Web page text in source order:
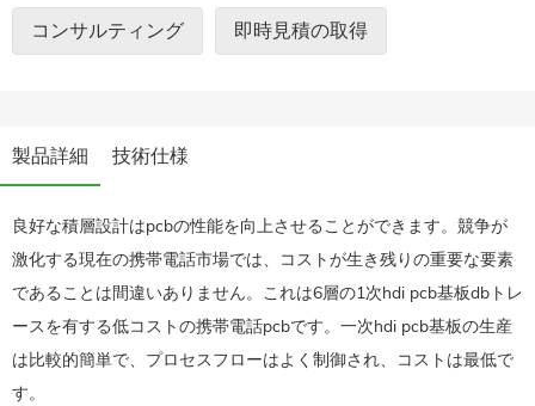
コンサルティング 即時見積の取得
製品詳細 技術仕様
良好な積層設計はpcbの性能を向上させることができます。競争が
激化する現在の携帯電話市場では、コストが生き残りの重要な要素
であることは間違いありません。これは6層の1次hdi pcb基板dbトレ
ースを有する低コストの携帯電話pcbです。一次hdi pcb基板の生産
は比較的簡単で、プロセスフローはよく制御され、コストは最低で
す。